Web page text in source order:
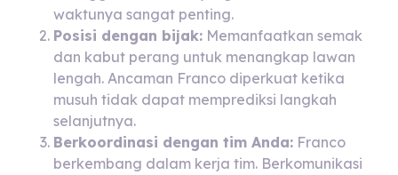
waktunya sangat penting.
Posisi dengan bijak: Memanfaatkan semak
dan kabut perang untuk menangkap lawan
lengah. Ancaman Franco diperkuat ketika
musuh tidak dapat memprediksi langkah
selanjutnya.
Berkoordinasi dengan tim Anda: Franco
berkembang dalam kerja tim. Berkomunikasi